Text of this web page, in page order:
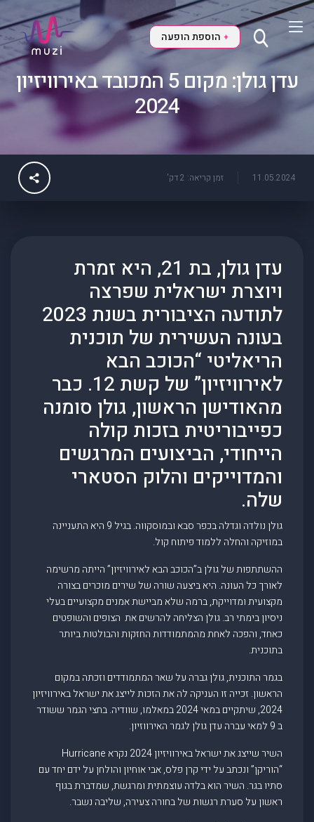
+ הוספת הופעה
עדן גולן: מקום 5 המכובד באירוויזיון
2024
11.05.2024 זמן קריאה: 2 דק'
עדן גולן, בת 21, היא זמרת
ויוצרת ישראלית שפרצה
לתודעה הציבורית בשנת 2023
בעונה העשירית של תוכנית
הריאליטי “הכוכב הבא
לאירוויזיון” של קשת 12. כבר
מהאודישן הראשון, גולן סומנה
כפייבוריטית בזכות קולה
הייחודי, הביצועים המרגשים
והמדוייקים והלוק הסטארי
שלה.
גולן נולדה וגדלה בכפר סבא ובמוסקווה. בגיל 9 היא התעניינה
במוזיקה והחלה ללמוד פיתוח קול.
ההשתתפות של גולן ב”הכוכב הבא לאירוויזיון” הייתה מרשימה
לאורך כל העונה. היא ביצעה שורה של שירים מוכרים בצורה
מקצועית ומדוייקת, ברמה שלא מביישת אמנים מקצועיים בעלי
ניסיון בימתי רב. גולן הצליחה להרשים את הצופים והשופטים
כאחד, והפכה לאחת מהמתמודדות החזקות והבולטות ביותר
בתוכנית.
בגמר התוכנית, גולן גברה על שאר המתמודדים וזכתה במקום
הראשון. זכייה זו העניקה לה את הזכות לייצג את ישראל באירוויזיון
2024, שיתקיים במאי 2024 במאלמו, שוודיה. בחצי הגמר ששודר
ב 9 למאי עברה עדן גולן לגמר האירווזיון.
השיר שייצג את ישראל באירוויזיון 2024 נקרא Hurricane
“הוריקן” ונכתב על ידי קרן פלס, אבי אוחיון והולחן על ידם יחד עם
סתיו בגר. השיר הוא בלדה עוצמתית ומרגשת, שמדברת בגוף
ראשון על סערת רגשות של בחורה צעירה, שליבה נשבר.